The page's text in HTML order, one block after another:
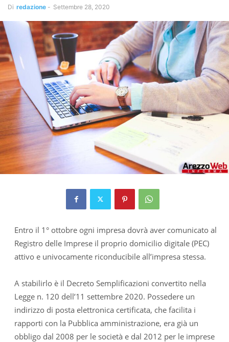
Di redazione - Settembre 28, 2020
Entro il 1° ottobre ogni impresa dovrà aver comunicato al
Registro delle Imprese il proprio domicilio digitale (PEC)
attivo e univocamente riconducibile all’impresa stessa.
A stabilirlo è il Decreto Semplificazioni convertito nella
Legge n. 120 dell’11 settembre 2020. Possedere un
indirizzo di posta elettronica certificata, che facilita i
rapporti con la Pubblica amministrazione, era già un
obbligo dal 2008 per le società e dal 2012 per le imprese